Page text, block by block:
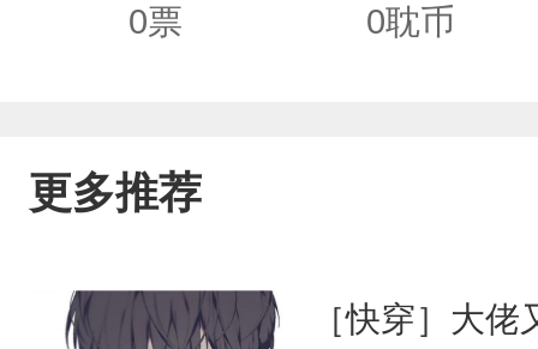
0票 0耽币
更多推荐
［快穿］大